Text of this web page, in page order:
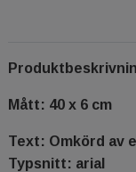
Mått: 40 x 6 cm
Text: Omkörd av
Typsnitt: arial